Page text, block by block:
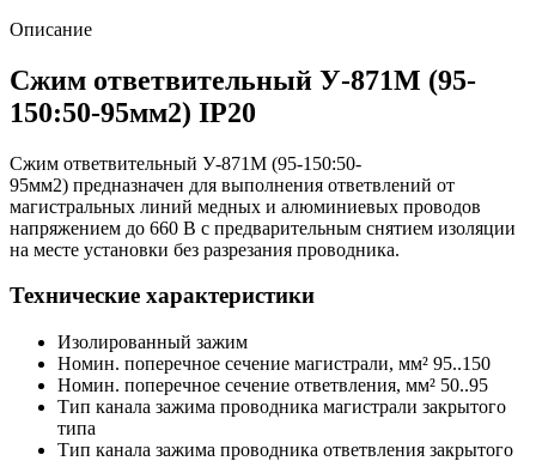
Описание
Сжим ответвительный У-871М (95-
150:50-95мм2) IP20
Сжим ответвительный У-871М (95-150:50-
95мм2) предназначен для выполнения ответвлений от
магистральных линий медных и алюминиевых проводов
напряжением до 660 В с предварительным снятием изоляции
на месте установки без разрезания проводника.
Технические характеристики
Изолированный зажим
Номин. поперечное сечение магистрали, мм² 95..150
Номин. поперечное сечение ответвления, мм² 50..95
Тип канала зажима проводника магистрали закрытого
типа
Тип канала зажима проводника ответвления закрытого